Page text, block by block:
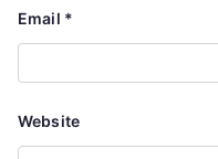
Email *
Website